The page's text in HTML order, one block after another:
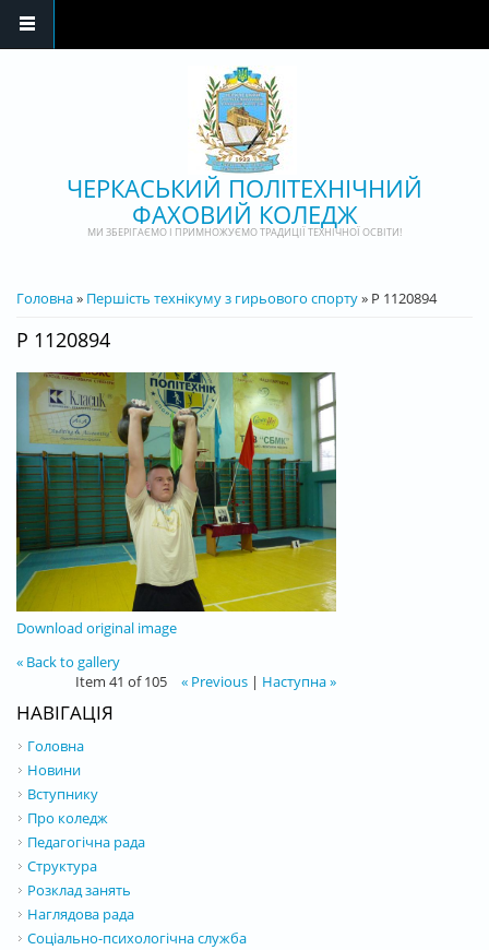
ЧЕРКАСЬКИЙ ПОЛІТЕХНІЧНИЙ
ФАХОВИЙ КОЛЕДЖ
МИ ЗБЕРІГАЄМО І ПРИМНОЖУЄМО ТРАДИЦІЇ ТЕХНІЧНОЇ ОСВІТИ!
ВИ Є ТУТ
Головна» Першість технікуму з гирьового спорту» P 1120894
P 1120894
Download original image
« Back to gallery
Item 41 of 105
« Previous| Наступна »
НАВІГАЦІЯ
Головна
Новини
Вступнику
Про коледж
Педагогічна рада
Структура
Розклад занять
Наглядова рада
Соціально-психологічна служба